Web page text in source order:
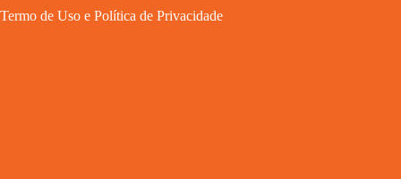
Termo de Uso e Política de Privacidade